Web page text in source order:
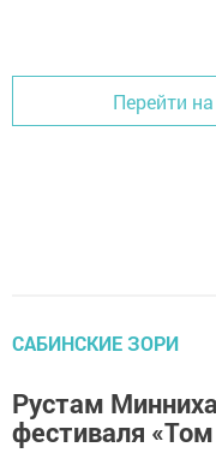
Перейти
САБИНСКИЕ ЗОРИ
Рустам
фестиваля